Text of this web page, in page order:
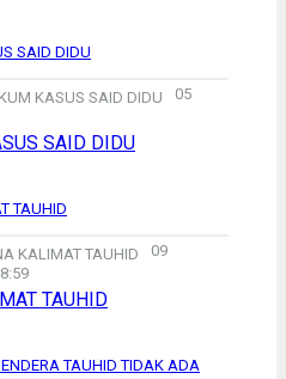
05
SAID DIDU
09
TAUHID